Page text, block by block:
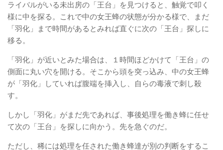
ライバルがいる未出房の「王台」を見つけると、触覚で叩く
様に中を探る。これで中の女王蜂の状態が分かる様で、まだ
「羽化」まで時間があるとみれば直ぐに次の「王台」探しに
移る。
「羽化」が近いとみた場合は、１時間ほどかけて「王台」の
側面に丸い穴を開ける。そこから頭を突っ込み、中の女王蜂
が「羽化」していれば腹端を挿入し、自らの毒液で刺し殺
す。
しかし「羽化」がまだ先であれば、事後処理を働き蜂に任せ
て次の「王台」を探しに向かう。先を急ぐのだ。
ただし、稀には処理を任された働き蜂達が別の判断をするこ